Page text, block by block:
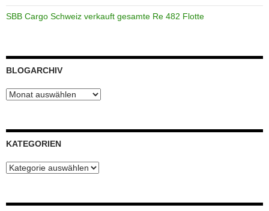
SBB Cargo Schweiz verkauft gesamte Re 482 Flotte
BLOGARCHIV
Blogarchiv
KATEGORIEN
Kategorien